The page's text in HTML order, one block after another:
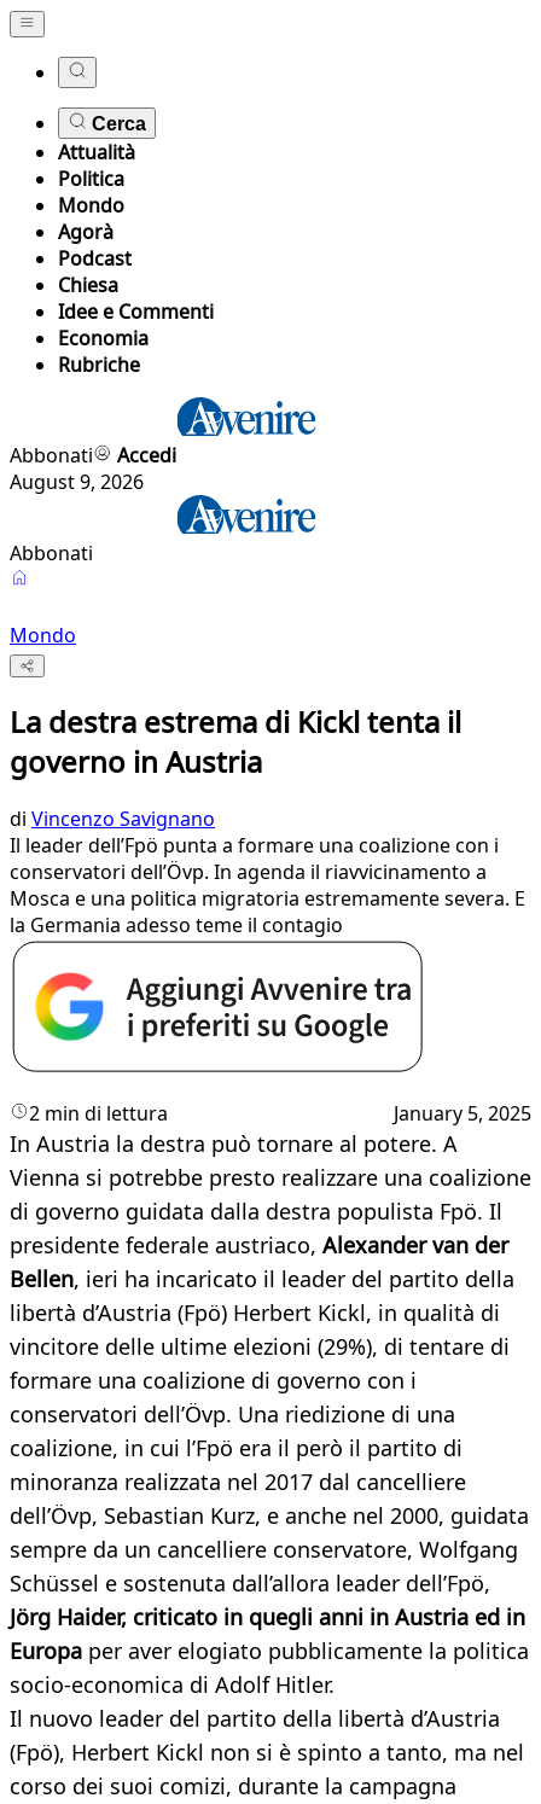
Cerca
Attualità
Politica
Mondo
Agorà
Podcast
Chiesa
Idee e Commenti
Economia
Rubriche
Abbonati
Accedi
August 9, 2026
Abbonati
Mondo
La destra estrema di Kickl tenta il
governo in Austria
di Vincenzo Savignano
Il leader dell’Fpö punta a formare una coalizione con i
conservatori dell’Övp. In agenda il riavvicinamento a
Mosca e una politica migratoria estremamente severa. E
la Germania adesso teme il contagio
2 min di lettura January 5, 2025
In Austria la destra può tornare al potere. A
Vienna si potrebbe presto realizzare una coalizione
di governo guidata dalla destra populista Fpö. Il
presidente federale austriaco, Alexander van der
Bellen, ieri ha incaricato il leader del partito della
libertà d’Austria (Fpö) Herbert Kickl, in qualità di
vincitore delle ultime elezioni (29%), di tentare di
formare una coalizione di governo con i
conservatori dell’Övp. Una riedizione di una
coalizione, in cui l’Fpö era il però il partito di
minoranza realizzata nel 2017 dal cancelliere
dell’Övp, Sebastian Kurz, e anche nel 2000, guidata
sempre da un cancelliere conservatore, Wolfgang
Schüssel e sostenuta dall’allora leader dell’Fpö,
Jörg Haider, criticato in quegli anni in Austria ed in
Europa per aver elogiato pubblicamente la politica
socio-economica di Adolf Hitler.
Il nuovo leader del partito della libertà d’Austria
(Fpö), Herbert Kickl non si è spinto a tanto, ma nel
corso dei suoi comizi, durante la campagna